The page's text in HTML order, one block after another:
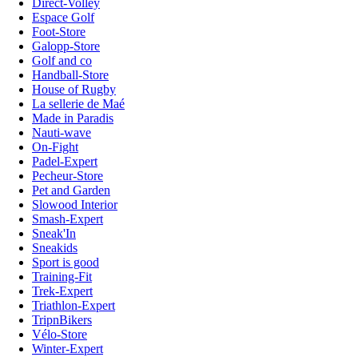
Direct-Volley
Espace Golf
Foot-Store
Galopp-Store
Golf and co
Handball-Store
House of Rugby
La sellerie de Maé
Made in Paradis
Nauti-wave
On-Fight
Padel-Expert
Pecheur-Store
Pet and Garden
Slowood Interior
Smash-Expert
Sneak'In
Sneakids
Sport is good
Training-Fit
Trek-Expert
Triathlon-Expert
TripnBikers
Vélo-Store
Winter-Expert